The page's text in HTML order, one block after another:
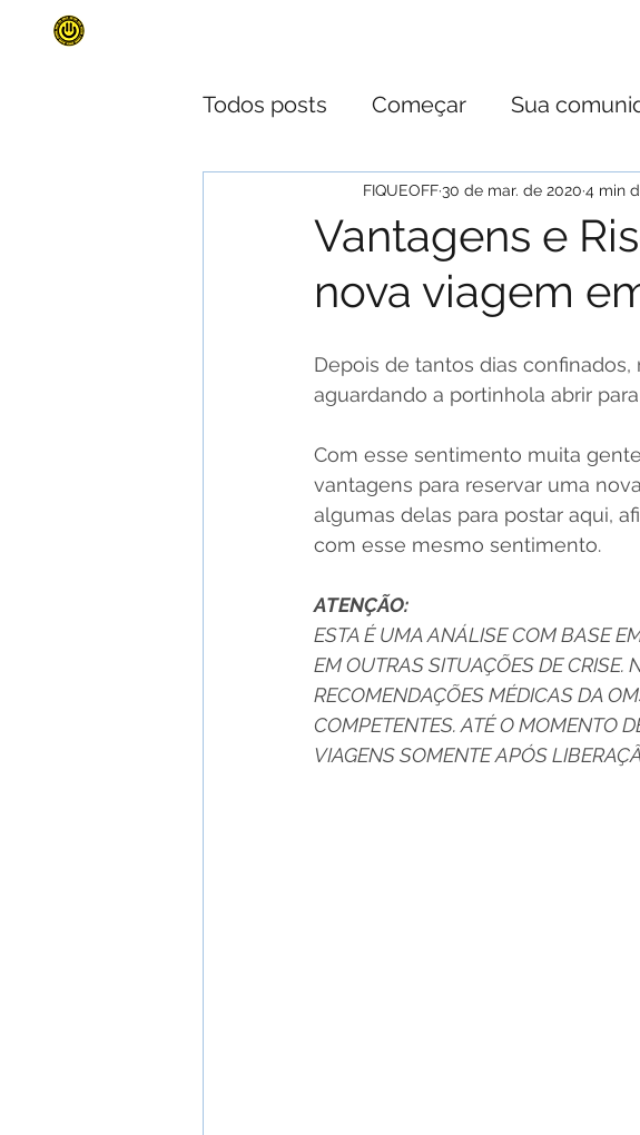
Todos posts Começar Sua
Documentação de Viagem Jóias
Vantagens e
nova viagem
FIQUEOFF30 de mar. de 2020 4 min
Depois de tantos dias
aguardando a portinhola abrir
Com esse sentimento muita
vantagens para reservar uma
algumas delas para postar aqui,
com esse mesmo sentimento.
ATENÇÃO:
ESTA É UMA ANÁLISE COM BASE
EM OUTRAS SITUAÇÕES DE CRISE.
RECOMENDAÇÕES MÉDICAS DA
COMPETENTES. ATÉ O MOMENTO
VIAGENS SOMENTE APÓS